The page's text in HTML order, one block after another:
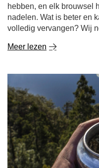
hebben, en elk brouwsel
nadelen. Wat is beter en
volledig vervangen? Wij
Meer lezen